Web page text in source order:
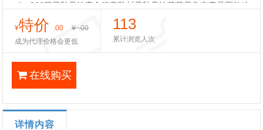
cc/ios880苹果秋意浓安全稳定防封果秋意浓苹苹果救市产品百款功
能高端源码源包高端产品超强防封稳定如山≦全网独家定时群
¥特价 .00 ¥ .00
成为代理价格会更低
113
累计浏览人次
在线购买
详情内容